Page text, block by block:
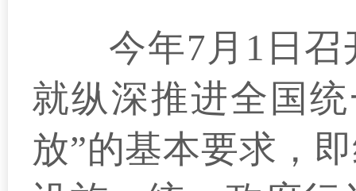
今年7月1日召
就纵深推进全国
放”的基本要求，